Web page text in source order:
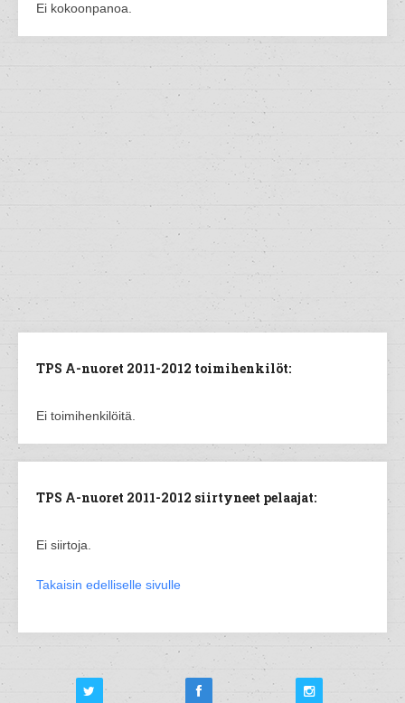
Ei kokoonpanoa.
TPS A-nuoret 2011-2012 toimihenkilöt:
Ei toimihenkilöitä.
TPS A-nuoret 2011-2012 siirtyneet pelaajat:
Ei siirtoja.
Takaisin edelliselle sivulle